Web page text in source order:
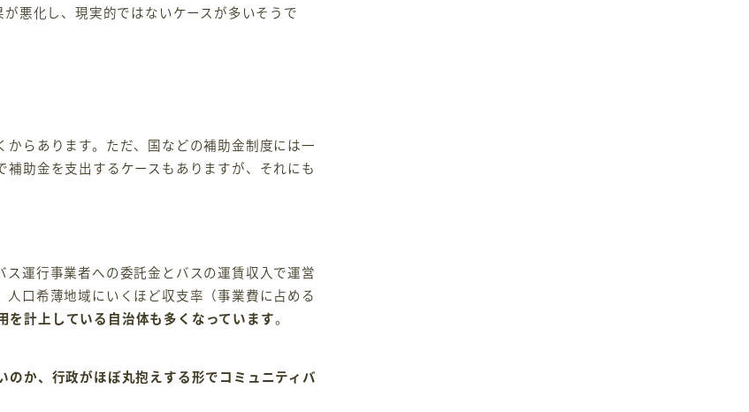
悪化し、現実的ではないケースが多いそうで
らあります。ただ、国などの補助金制度には一
助金を支出するケースもありますが、それにも
運行事業者への委託金とバスの運賃収入で運営
口希薄地域にいくほど収支率（事業費に占める
を計上している自治体も多くなっています。
か、行政がほぼ丸抱えする形でコミュニティバ